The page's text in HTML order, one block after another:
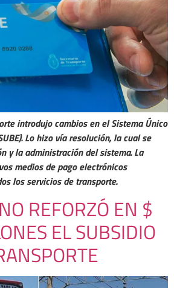
introdujo cambios en el Sistema Único
Lo hizo vía resolución, la cual se
y la administración del sistema. La
medios de pago electrónicos
los servicios de transporte.
REFORZÓ EN $
EL SUBSIDIO